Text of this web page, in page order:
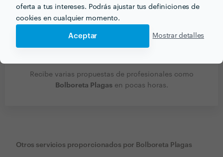
oferta a tus intereses. Podrás ajustar tus definiciones de
cookies en cualquier momento.
Aceptar Mostrar detalles
Recibe varias propuestas de profesionales como
Bolboreta Plagasen pocas horas.
Otros servicios proporcionados por Bolboreta Plagas